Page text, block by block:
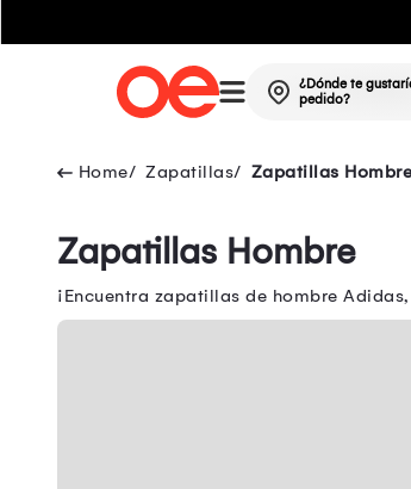
¿Dónde te
pedido?
Zapatillas Zapatillas Hombre
Zapatillas Hombre
¡Encuentra zapatillas de hombre